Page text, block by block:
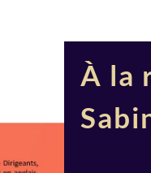
À la